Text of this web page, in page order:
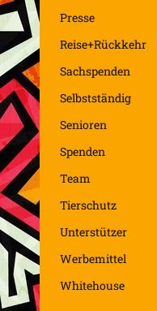
Presse
Reise+Rückkehr
Sachspenden
Selbstständig
Senioren
Spenden
Team
Tierschutz
Unterstützer
Werbemittel
Whitehouse